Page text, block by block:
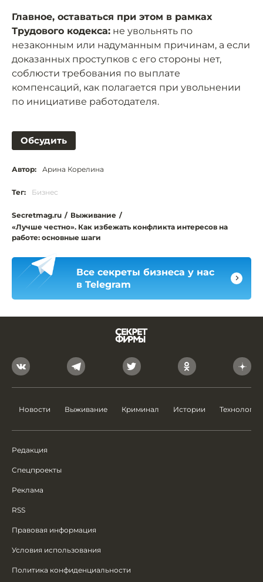
Главное, оставаться при этом в рамках
Трудового кодекса: не увольнять по
незаконным или надуманным причинам, а если
доказанных проступков с его стороны нет,
соблюсти требования по выплате
компенсаций, как полагается при увольнении
по инициативе работодателя.
Обсудить
Автор: Арина Корелина
Тег: Бизнес
Secretmag.ru / Выживание /
«Лучше честно». Как избежать конфликта интересов на
работе: основные шаги
Все секреты бизнеса у нас
в Telegram
Новости Выживание Криминал Истории Технологии
Редакция
Спецпроекты
Реклама
RSS
Правовая информация
Условия использования
Политика конфиденциальности